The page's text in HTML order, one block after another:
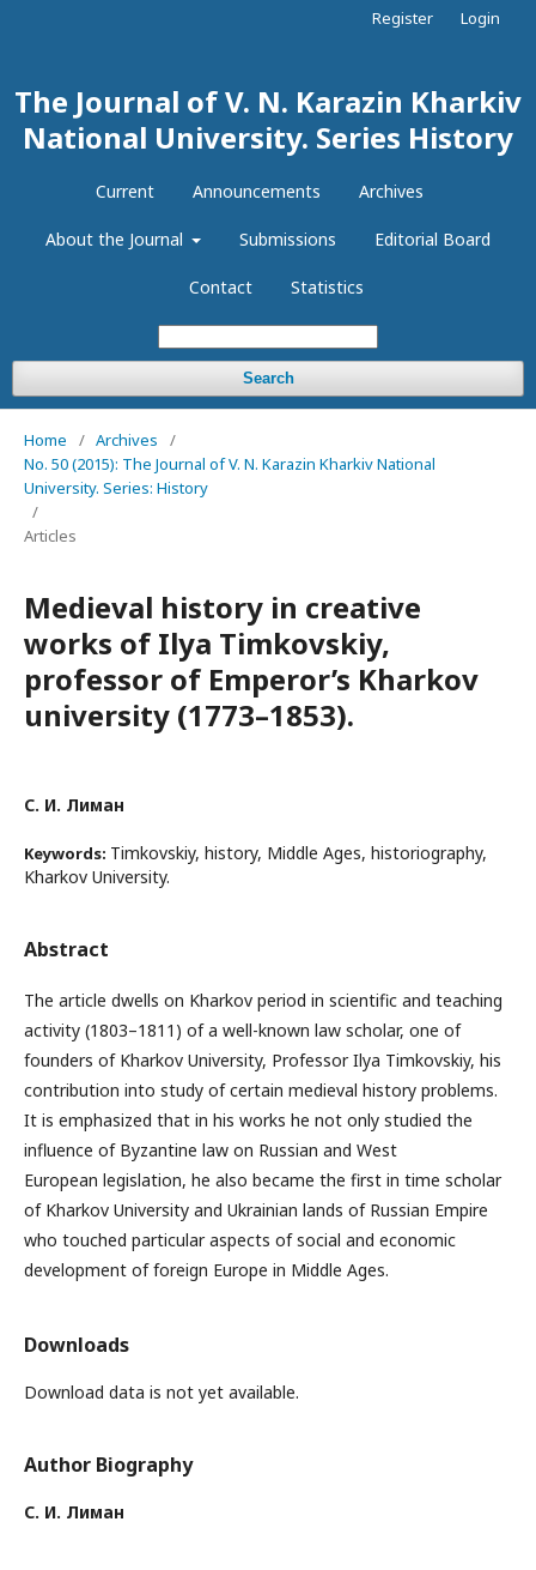
The Journal of V. N. Karazin Kharkiv
National University. Series History
Current Announcements Archives
About the Journal Submissions Editorial Board
Contact Statistics
Search
Register Login
Home / Archives
/
No. 50 (2015): The Journal of V. N. Karazin Kharkiv National
University. Series: History
/
Articles
Medieval history in creative
works of Ilya Timkovskiy,
professor of Emperor’s Kharkov
university (1773–1853).
С. И. Лиман
Keywords: Timkovskiy, history, Middle Ages, historiography,
Kharkov University.
Abstract
The article dwells on Kharkov period in scientific and teaching
activity (1803–1811) of a well-known law scholar, one of
founders of Kharkov University, Professor Ilya Timkovskiy, his
contribution into study of certain medieval history problems.
It is emphasized that in his works he not only studied the
influence of Byzantine law on Russian and West
European legislation, he also became the first in time scholar
of Kharkov University and Ukrainian lands of Russian Empire
who touched particular aspects of social and economic
development of foreign Europe in Middle Ages.
Downloads
Download data is not yet available.
Author Biography
С. И. Лиман